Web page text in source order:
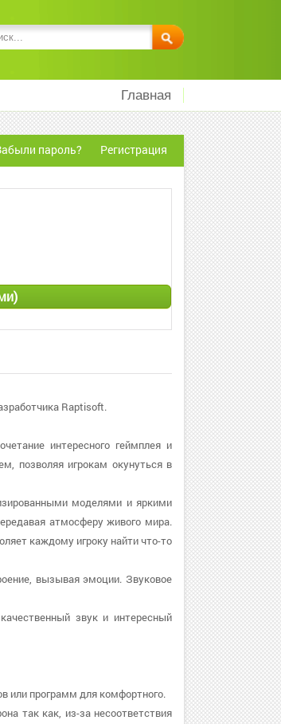
Главная
пароль? Регистрация
Raptisoft.
интересного геймплея и
позволяя игрокам окунуться в
моделями и яркими
атмосферу живого мира.
каждому игроку найти что-то
вызывая эмоции. Звуковое
звук и интересный
или программ для комфортного.
так как, из-за несоответствия